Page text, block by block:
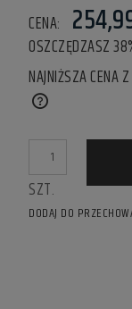
CENA:
OSZCZĘDZASZ
NAJNIŻSZA CENA
DISPLAYED.
SZT.
DODAJ DO